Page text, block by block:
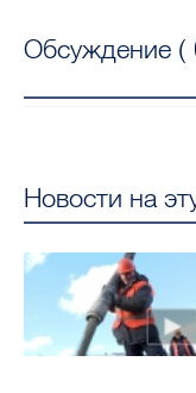
Обсуждение (
Новости на